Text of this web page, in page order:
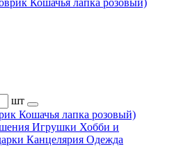
шт
Кошачья лапка розовый)
Игрушки Хобби и
Канцелярия Одежда